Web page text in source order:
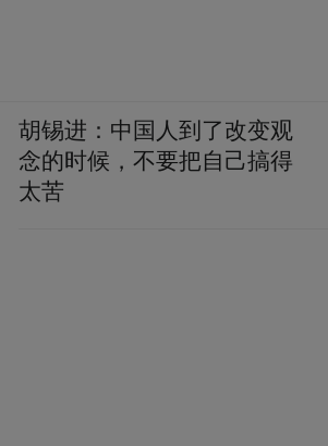
胡锡进：中国人到了改变观
念的时候，不要把自己搞得
太苦